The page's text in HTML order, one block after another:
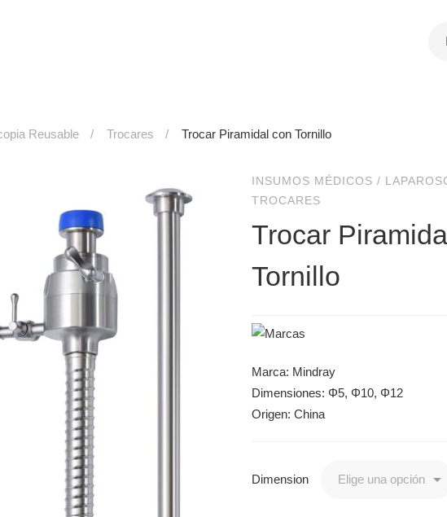
Reusable Trocares Trocar Piramidal con Tornillo
INSUMOS MÉDICOS /
TROCARES
Trocar
Tornillo
Marca: Mindray
Dimensiones: Φ5, Φ10, Φ12
Origen: China
Dimension